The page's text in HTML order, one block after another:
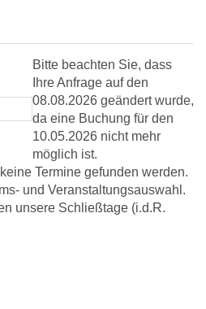
Bitte beachten Sie, dass
Ihre Anfrage auf den
08.08.2026 geändert wurde,
da eine Buchung für den
10.05.2026 nicht mehr
möglich ist.
Termine gefunden werden.
und Veranstaltungsauswahl.
unsere Schließtage (i.d.R.